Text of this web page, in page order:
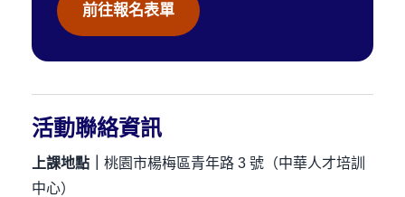
前往報名表單
活動聯絡資訊
上課地點｜ 桃園市楊梅區青年路 3 號（中華人才培訓
中心）